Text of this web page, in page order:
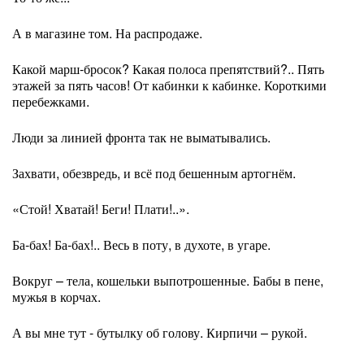
А в магазине том. На распродаже.
Какой марш-бросок? Какая полоса препятствий?.. Пять
этажей за пять часов! От кабинки к кабинке. Короткими
перебежками.
Люди за линией фронта так не выматывались.
Захвати, обезвредь, и всё под бешенным артогнём.
«Стой! Хватай! Беги! Плати!..».
Ба-бах! Ба-бах!.. Весь в поту, в духоте, в угаре.
Вокруг – тела, кошельки выпотрошенные. Бабы в пене,
мужья в корчах.
А вы мне тут - бутылку об голову. Кирпичи – рукой.